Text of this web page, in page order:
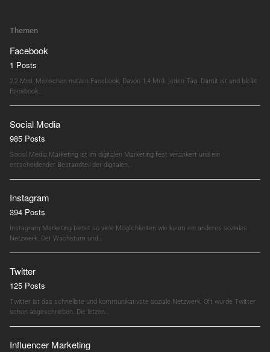
Themen
Facebook
1 Posts
2,2 Mrd. Menschen nutzen Facebook. Davon 1,4 Mrd. jeden Tag. Damit ist und bleibt
Facebook…
Social Media
985 Posts
Social Media Marketing ist im digitalen Marketing fest verankert und ein
entscheidender Bestandteil der digitalen…
Instagram
394 Posts
Instagram Marketing bietet so viele Möglichkeiten wie kaum ein anderes soziales
Netzwerk. Der Wachstum und…
Twitter
125 Posts
Twitter ist das schnellste und kommunikativste soziale Netzwerk. Oft wurde Twitter
schon abgeschrieben. Die letzen…
Influencer Marketing